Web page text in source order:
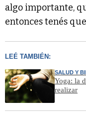
algo importante,
entonces tenés
LEÉ TAMBIÉN:
SALUD Y
Yoga: la
realizar